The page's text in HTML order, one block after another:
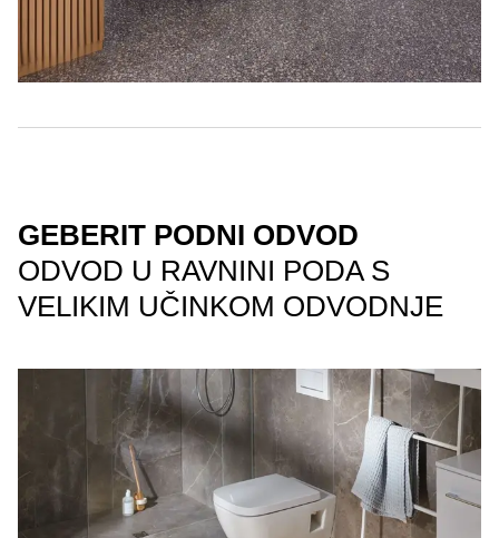
GEBERIT PODNI ODVOD
ODVOD U RAVNINI PODA S
VELIKIM UČINKOM ODVODNJE